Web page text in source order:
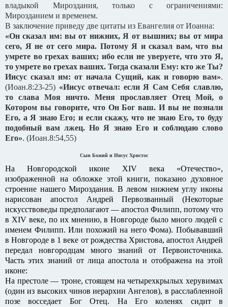
владыкой Мироздания, только с ограничениями:
Мирозданием и временем.
В заключение приведу две цитаты из Евангелия от Иоанна:
«Он сказал им: вы от нижних, Я от вышних; вы от мира
сего, Я не от сего мира. Потому Я и сказал вам, что вы
умрете во грехах ваших; ибо если не уверуете, что это Я,
то умрете во грехах ваших. Тогда сказали Ему: кто же Ты?
Иисус сказал им: от начала Сущий, как и говорю вам».
(Иоан.8:23-25) «Иисус отвечал: если Я Сам Себя славлю,
то слава Моя ничто. Меня прославляет Отец Мой, о
Котором вы говорите, что Он Бог ваш. И вы не познали
Его, а Я знаю Его; и если скажу, что не знаю Его, то буду
подобный вам лжец. Но Я знаю Его и соблюдаю слово
Его». (Иоан.8:54,55)
Сын Божий и Иисус Христос
На Новгородской иконе XIV века «Отечество»,
изображенной на обложке этой книги, показано духовное
строение нашего Мироздания. В левом нижнем углу иконы
нарисован апостол Андрей Первозванный (Некоторые
искусствоведы предполагают — апостол Филипп, потому что
в XIV веке, по их мнению, в Новгороде было много людей с
именем Филипп. Или похожий на него Фома). Побывавший
в Новгороде в 1 веке от рождества Христова, апостол Андрей
передал новгородцам много знаний от Первоисточника.
Часть этих знаний от лица апостола и отображена на этой
иконе:
На престоле — троне, стоящем на четырехкрылых херувимах
(один из высоких чинов иерархии Ангелов), в расслабленной
позе восседает Бог Отец. На Его коленях сидит в